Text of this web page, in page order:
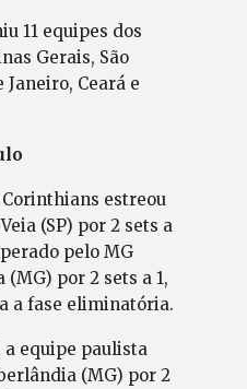
11 equipes dos
Gerais, São
Janeiro, Ceará e
estreou
(SP) por 2 sets a
pelo MG
por 2 sets a 1,
a fase eliminatória.
equipe paulista
(MG) por 2